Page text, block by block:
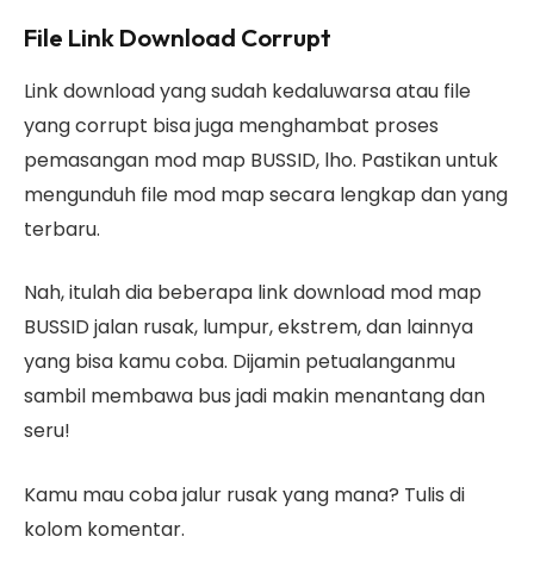
File Link Download Corrupt
Link download yang sudah kedaluwarsa atau file
yang corrupt bisa juga menghambat proses
pemasangan mod map BUSSID, lho. Pastikan untuk
mengunduh file mod map secara lengkap dan yang
terbaru.
Nah, itulah dia beberapa link download mod map
BUSSID jalan rusak, lumpur, ekstrem, dan lainnya
yang bisa kamu coba. Dijamin petualanganmu
sambil membawa bus jadi makin menantang dan
seru!
Kamu mau coba jalur rusak yang mana? Tulis di
kolom komentar.